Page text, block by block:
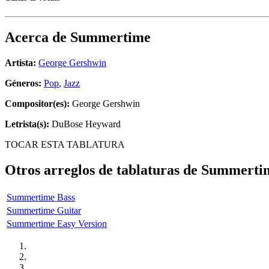
Acerca de Summertime
Artista: George Gershwin
Géneros: Pop, Jazz
Compositor(es): George Gershwin
Letrista(s): DuBose Heyward
TOCAR ESTA TABLATURA
Otros arreglos de tablaturas de
Summertime Bass
Summertime Guitar
Summertime Easy Version